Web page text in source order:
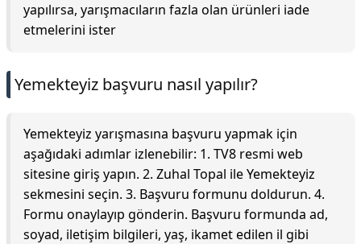
yapılırsa, yarışmacıların fazla olan ürünleri iade
etmelerini ister
Yemekteyiz başvuru nasıl yapılır?
Yemekteyiz yarışmasına başvuru yapmak için
aşağıdaki adımlar izlenebilir: 1. TV8 resmi web
sitesine giriş yapın. 2. Zuhal Topal ile Yemekteyiz
sekmesini seçin. 3. Başvuru formunu doldurun. 4.
Formu onaylayıp gönderin. Başvuru formunda ad,
soyad, iletişim bilgileri, yaş, ikamet edilen il gibi